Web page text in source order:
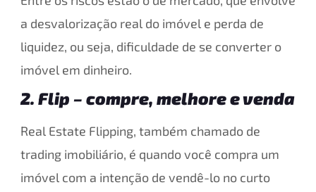
a desvalorização real do imóvel e perda de
liquidez, ou seja, dificuldade de se converter o
imóvel em dinheiro.
2. Flip – compre, melhore e venda
Real Estate Flipping, também chamado de
trading imobiliário, é quando você compra um
imóvel com a intenção de vendê-lo no curto